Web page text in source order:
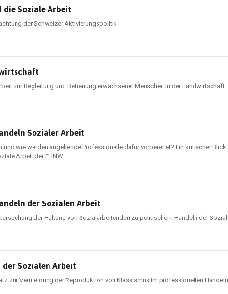
Soziale Arbeit
der Schweizer Aktivierungspolitik
zur Begleitung und Betreuung erwachsener Menschen in der Landwirtschaft
Sozialer Arbeit
und wie werden angehende Professionelle dafür vorbereitet? Ein kritischer
Arbeit der FHNW
der Sozialen Arbeit
der Haltung von Sozialarbeitenden zu politischem Handeln der
Sozialen Arbeit
zur Vermeidung der Reproduktion von Klassismus im professionellen Handeln